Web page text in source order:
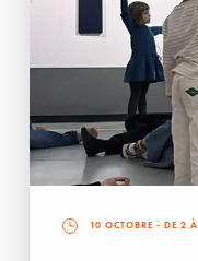
10 OCTOBRE - DE 2